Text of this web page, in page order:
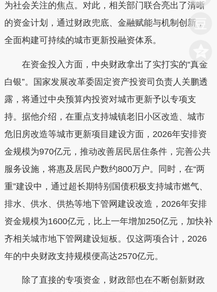
为社会关注的焦点。对此，相关部门联合亮出了清晰
的资金计划，通过财政兜底、金融赋能与机制创新，
全面构建可持续的城市更新投融资体系。
在资金投入方面，中央财政拿出了实打实的“真金
白银”。国家发展改革委固定资产投资司负责人关鹏透
露，将通过中央预算内投资对城市更新予以专项支
持。据他介绍，在重点支持城镇老旧小区改造、城市
危旧房改造等城市更新项目建设方面，2026年安排资
金规模为970亿元，推动改善居民居住条件，完善公共
服务设施，将惠及居民户数约800万户。同时，在“两
重”建设中，通过超长期特别国债积极支持城市燃气、
排水、供水、供热等地下管网建设改造，2026年安排
资金规模为1600亿元，比上一年增加250亿元，加快补
齐相关城市地下管网建设短板。仅这两项合计，2026
年的中央财政支持规模便高达2570亿元。
除了直接的专项资金，财政部也在不断创新财政